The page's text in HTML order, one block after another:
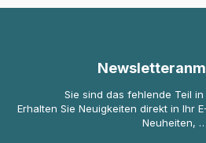
Sie sind das fehlende Teil in
Erhalten Sie Neuigkeiten direkt in Ihr
Neuheiten,